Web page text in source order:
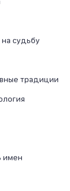
судьбу
традиции
имен